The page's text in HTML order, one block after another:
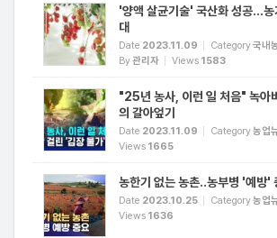
'양액 살균기술' 국산화 성공...농
대
Date 2023.11.09 Category국내
By관리자 Views 1583
"25년 농사, 이런 일 처음" 녹아
의 갈아엎기
Date 2023.11.09 Category농업
Views 1665
농한기 없는 농촌..농부병 '예방'
Date 2023.10.25 Category농업
Views 1636